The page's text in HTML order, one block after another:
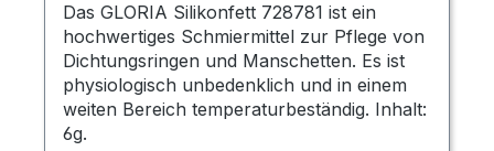
Das GLORIA Silikonfett 728781 ist ein
hochwertiges Schmiermittel zur Pflege von
Dichtungsringen und Manschetten. Es ist
physiologisch unbedenklich und in einem
weiten Bereich temperaturbeständig. Inhalt:
6g.